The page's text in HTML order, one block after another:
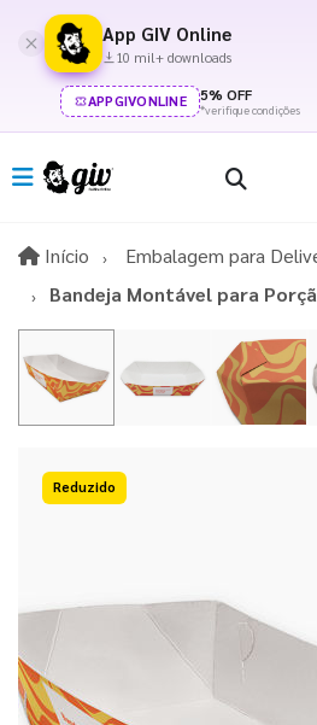
App GIV Online
10 mil+ downloads
APPGIVONLINE 5% OFF
*verifique condições
Início InícioEmbalagem para
Bandeja Montável para
15%OFF